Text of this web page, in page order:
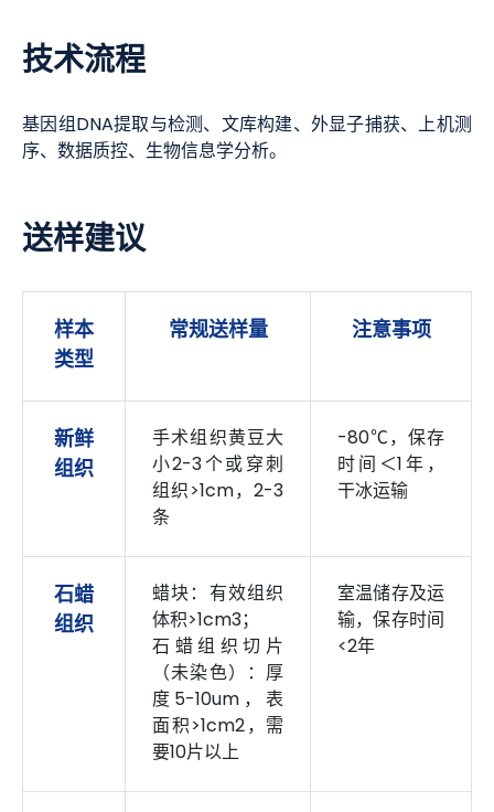
技术流程
基因组DNA提取与检测、文库构建、外显子捕获、上机测
序、数据质控、生物信息学分析。
送样建议
样本
类型
常规送样量 注意事项
新鲜
组织
手术组织黄豆大
小2-3个或穿刺
组织>1cm，2-3
条
-80℃，保存
时间＜1年，
干冰运输
石蜡
组织
蜡块：有效组织
体积>1cm3；
石蜡组织切片
（未染色）：厚
度5-10um，表
面积>1cm2，需
要10片以上
室温储存及运
输，保存时间
<2年